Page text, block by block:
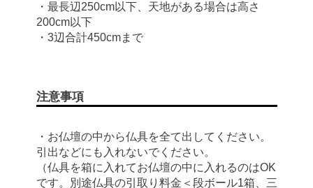
・最長辺250cm以下、天地がある場合は高さ
200cm以下
・3辺合計450cmまで
注意事項
・お仏壇の中から仏具を全て出してください。
引出などにも入れないでください。
（仏具を箱に入れてお仏壇の中に入れるのはOK
です。別途仏具の引取り料金＜段ボール1箱、三